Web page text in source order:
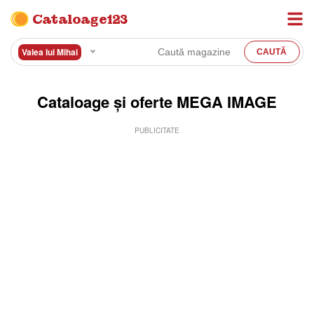
Cataloage123
Valea lui Mihai
Cataloage și oferte MEGA IMAGE
PUBLICITATE